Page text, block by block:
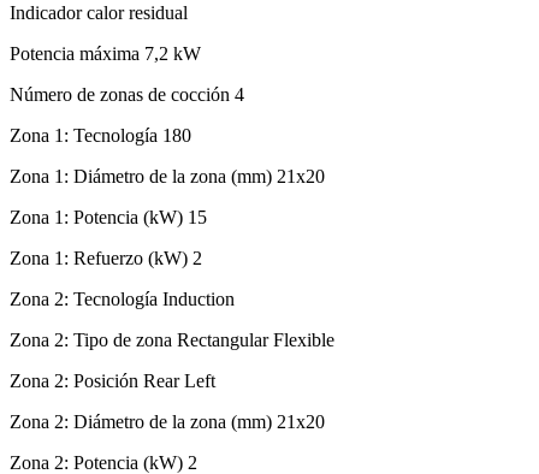
Indicador calor residual
Potencia máxima 7,2 kW
Número de zonas de cocción 4
Zona 1: Tecnología 180
Zona 1: Diámetro de la zona (mm) 21x20
Zona 1: Potencia (kW) 15
Zona 1: Refuerzo (kW) 2
Zona 2: Tecnología Induction
Zona 2: Tipo de zona Rectangular Flexible
Zona 2: Posición Rear Left
Zona 2: Diámetro de la zona (mm) 21x20
Zona 2: Potencia (kW) 2